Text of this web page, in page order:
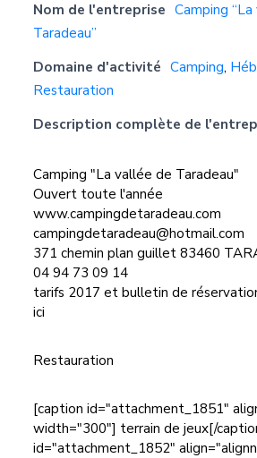
Nom de l'entreprise Camping
Taradeau”
Domaine d'activité Camping,
Restauration
Description complète de
Camping "La vallée de Taradeau"
Ouvert toute l'année
www.campingdetaradeau.com
campingdetaradeau@hotmail.com
371 chemin plan guillet 83460
04 94 73 09 14
tarifs 2017 et bulletin de
ici
Restauration
[caption id="attachment_1851"
width="300"] terrain de jeux[/
id="attachment_1852"